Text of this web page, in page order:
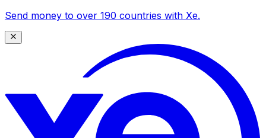
Send money to over 190 countries with Xe.